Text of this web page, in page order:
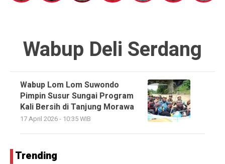
Wabup Deli Serdang
Wabup Lom Lom Suwondo
Pimpin Susur Sungai Program
Kali Bersih di Tanjung Morawa
17 April 2026 - 10:35 WIB
Trending